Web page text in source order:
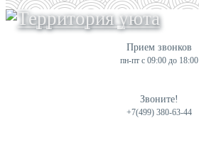
Прием звонков
пн-пт с 09:00 до 18:00
Звоните!
+7(499) 380-63-44